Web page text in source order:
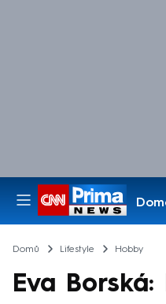
Domů Lifestyle Hobby
Eva